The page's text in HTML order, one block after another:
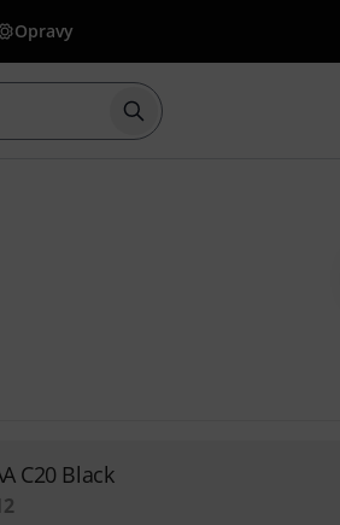
Opravy
Začít vyhledávání s
C20 Black